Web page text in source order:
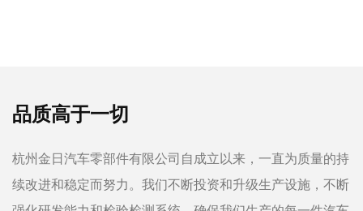
品质高于一切
杭州金日汽车零部件有限公司自成立以来，一直为质量的持
续改进和稳定而努力。我们不断投资和升级生产设施，不断